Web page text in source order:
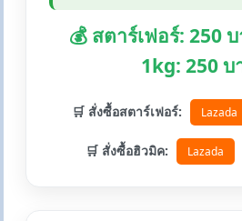
💰 สตาร์เฟอร์: 250
1kg: 250 บ
🛒 สั่งซื้อสตาร์เฟอร์: Lazada
🛒 สั่งซื้อฮิวมิค: Lazada